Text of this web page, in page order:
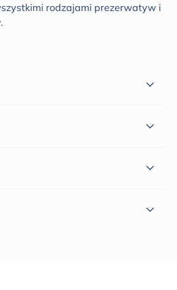
rodzajami prezerwatyw i